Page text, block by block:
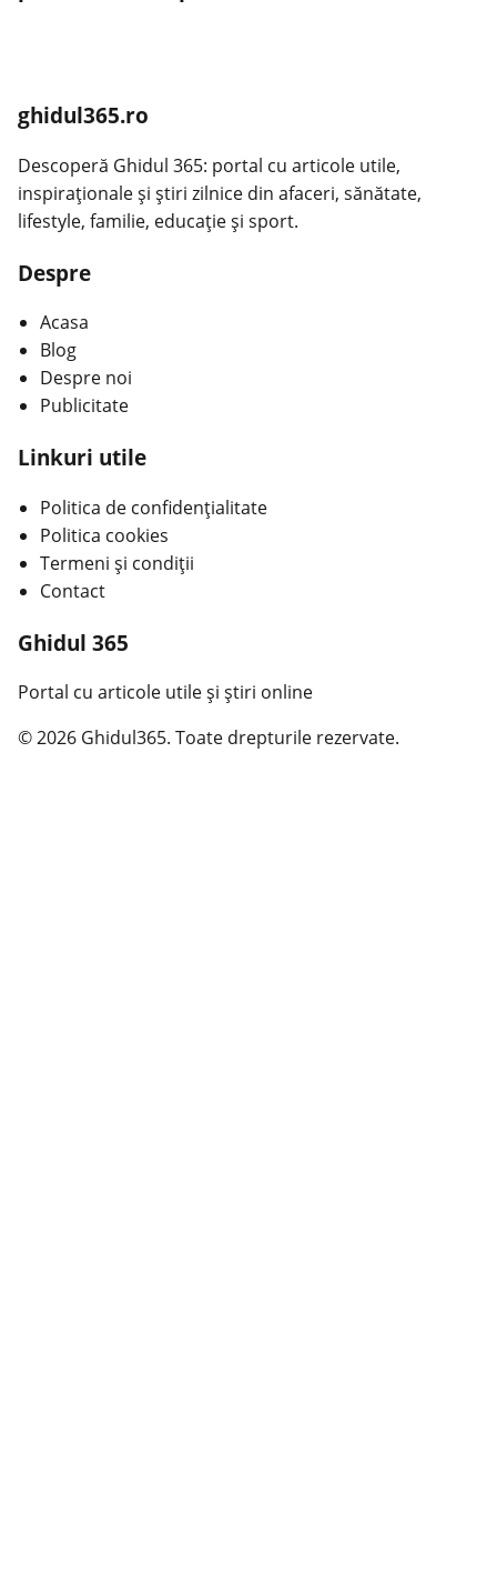
ghidul365.ro
Descoperă Ghidul 365: portal cu articole utile,
inspiraționale și știri zilnice din afaceri, sănătate,
lifestyle, familie, educație și sport.
Despre
Acasa
Blog
Despre noi
Publicitate
Linkuri utile
Politica de confidențialitate
Politica cookies
Termeni și condiții
Contact
Ghidul 365
Portal cu articole utile și știri online
© 2026 Ghidul365. Toate drepturile rezervate.